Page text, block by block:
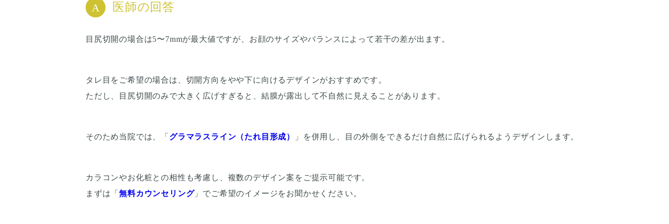
医師の回答
目尻切開の場合は5〜7mmが最大値ですが、お顔のサイズやバランスによって若干の差が出ます。
タレ目をご希望の場合は、切開方向をやや下に向けるデザインがおすすめです。
ただし、目尻切開のみで大きく広げすぎると、結膜が露出して不自然に見えることがあります。
そのため当院では、「 グラマラスライン（たれ目形成） 」を併用し、目の外側をできるだけ自然に広げられるようデザインします。
カラコンやお化粧との相性も考慮し、複数のデザイン案をご提示可能です。
まずは「無料カウンセリング」でご希望のイメージをお聞かせください。